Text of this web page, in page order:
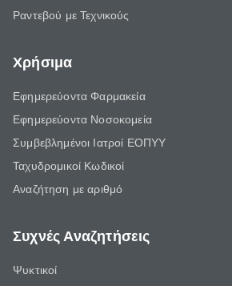
Ραντεβού με Τεχνικούς
Χρήσιμα
Εφημερεύοντα Φαρμακεία
Εφημερεύοντα Νοσοκομεία
Συμβεβλημένοι Ιατροί ΕΟΠΥΥ
Ταχυδρομικοί Κωδικοί
Αναζήτηση με αριθμό
Συχνές Αναζητήσεις
Ψυκτικοί